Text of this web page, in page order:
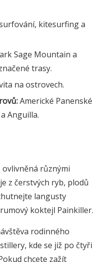
kitesurfing a
Sage Mountain a
trasy.
na ostrovech.
Americké Panenské
Anguilla.
různými
z čerstvých ryb, plodů
langusty
koktejl Painkiller.
rodinného
kde se již po čtyři
chcete zažít